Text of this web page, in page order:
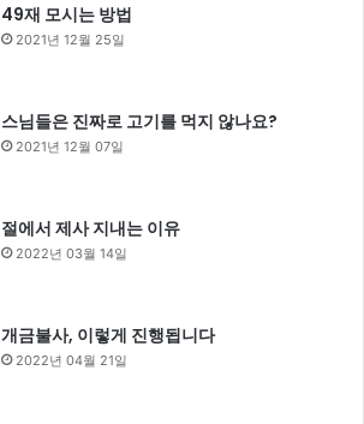
49재 모시는 방법
2021년 12월 25일
스님들은 진짜로 고기를 먹지 않나요?
2021년 12월 07일
절에서 제사 지내는 이유
2022년 03월 14일
개금불사, 이렇게 진행됩니다
2022년 04월 21일